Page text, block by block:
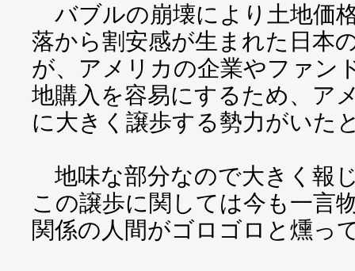
バブルの崩壊により土地価
落から割安感が生まれた日本
が、アメリカの企業やファン
地購入を容易にするため、ア
に大きく譲歩する勢力がいた
地味な部分なので大きく報
この譲歩に関しては今も一言
関係の人間がゴロゴロと燻っ